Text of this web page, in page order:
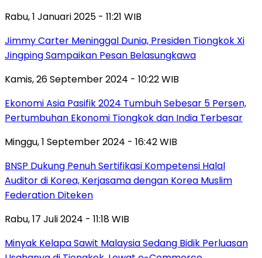
Rabu, 1 Januari 2025 - 11:21 WIB
Jimmy Carter Meninggal Dunia, Presiden Tiongkok Xi
Jingping Sampaikan Pesan Belasungkawa
Kamis, 26 September 2024 - 10:22 WIB
Ekonomi Asia Pasifik 2024 Tumbuh Sebesar 5 Persen,
Pertumbuhan Ekonomi Tiongkok dan India Terbesar
Minggu, 1 September 2024 - 16:42 WIB
BNSP Dukung Penuh Sertifikasi Kompetensi Halal
Auditor di Korea, Kerjasama dengan Korea Muslim
Federation Diteken
Rabu, 17 Juli 2024 - 11:18 WIB
Minyak Kelapa Sawit Malaysia Sedang Bidik Perluasan